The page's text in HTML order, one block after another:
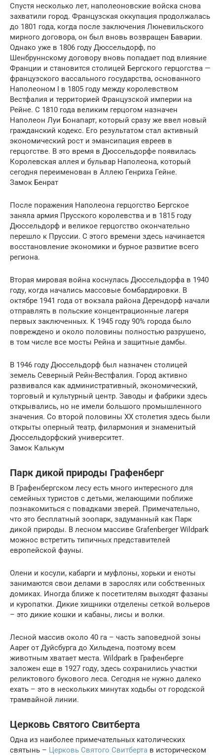
Спустя несколько лет, наполеоновские войска снова
захватили город. Французская оккупация продолжалась
до 1801 года, когда после заключения Люневильского
мирного договора, он был вновь возвращен Баварии.
Однако уже в 1806 году Дюссельдорф, по
Шенбруннскому договору вновь попадает под влияние
Франции и становится столицей Бергского герцогства —
французского вассального государства, основанного
Наполеоном I в 1805 году между королевством
Вестфалия и территорией Французской империи на
Рейне. С 1810 года великим герцогом назначен
Наполеон Луи Бонапарт, который сразу же ввел новый
гражданский кодекс. Его результатом стал активный
экономический рост и эмансипация евреев в
герцогстве. В это время в Дюссельдорфе появилась
Королевская аллея и бульвар Наполеона, который
сегодня переименован в Аллею Генриха Гейне.
Замок Бенрат
После поражения Наполеона герцогство Бергское
заняла армия Прусского королевства и в 1815 году
Дюссельдорф и великое герцогство окончательно
перешло к Пруссии. С этого времени здесь начинается
восстановление экономики и бурное развитие всего
региона.
Вторая мировая война коснулась Дюссельдорфа в 1940
году, когда начались массовые бомбардировки. В
октябре 1941 года от вокзала района Дерендорф начали
отправлять в польские концентрационные лагеря
первых заключенных. К 1945 году 90% города было
повреждено и около половины полностью разрушено,
в том числе все мосты Рейна и защитные дамбы.
В 1946 году Дюссельдорф был назначен столицей
земель Северный Рейн-Вестфалия. Город активно
развивался как административный, экономический,
торговый и культурный центр. Заводы и фабрики здесь
открывались, но не имели большого промышленного
значения. Со второй половины XX столетия здесь были
открыты оперный театр, филармония и знаменитый
Дюссельдорфский университет.
Замок Калькум
Парк дикой природы Графенберг
В Графенбергском лесу есть много интересного для
семейных туристов с детьми, желающими поближе
познакомиться с повадками зверей. Примечательно,
что это бесплатный зоопарк, задуманный как Парк
дикой природы. В лесном массиве Grafenberger Wildpark
можнос встретить типичных представителей
европейской фауны.
Олени и косули, кабарги и муфлоны, хорьки и еноты
занимаются свои делами в зарослях или собственных
домиках. Иногда ближе к посетителям выходят фазаны
и куропатки. Дикие хищники отделены сеткой вольеров
– это дикие кошки и кабаны, лисы и волки.
Лесной массив около 40 га – часть заповедной зоны
Aaper от Дуйсбурга до Хильдена, поэтому всем
животным хватает места. Wildpark в Графенберге
заложен еще в 1927 году, здесь сохранились участки
реликтового букового леса. Сегодня не нужно далеко
ехать – это в нескольких минутах ходьбы от городской
трамвайной линии.
Церковь Святого Свитберта
Одна из наиболее примечательных католических
святынь – Церковь Святого Свитберта в историческом